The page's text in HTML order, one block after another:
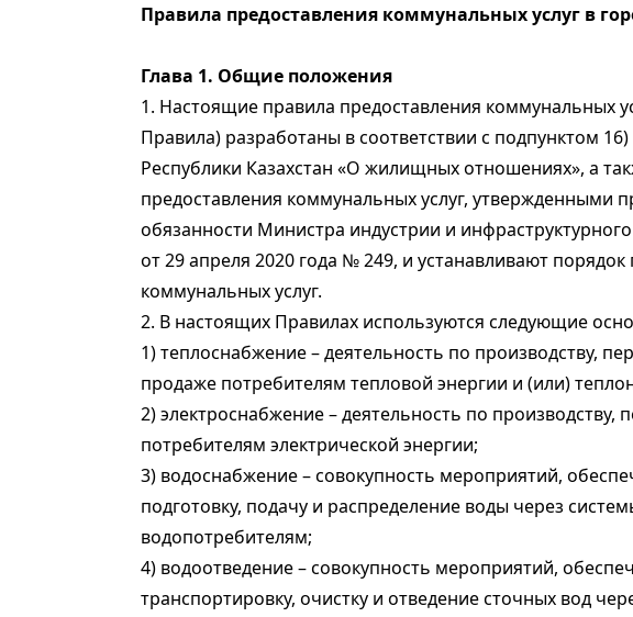
Правила предоставления коммунальных услуг в
Глава 1. Общие положения
1. Настоящие правила предоставления коммунальных
Правила) разработаны в соответствии с подпунктом 16)
Республики Казахстан «О жилищных отношениях», а
предоставления коммунальных услуг, утвержденными
обязанности Министра индустрии и
от 29 апреля 2020 года № 249, и устанавливают
коммунальных услуг.
2. В настоящих Правилах используются следующие
1) теплоснабжение – деятельность по производству,
продаже потребителям тепловой энергии и (или)
2) электроснабжение – деятельность по производству,
потребителям электрической энергии;
3) водоснабжение – совокупность мероприятий,
подготовку, подачу и распределение воды через
водопотребителям;
4) водоотведение – совокупность мероприятий,
транспортировку, очистку и отведение сточных вод